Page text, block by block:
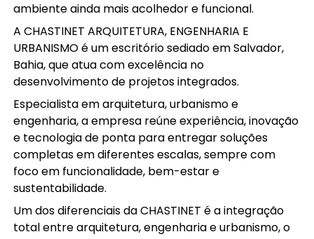
ambiente ainda mais acolhedor e funcional.
A CHASTINET ARQUITETURA, ENGENHARIA E
URBANISMO é um escritório sediado em Salvador,
Bahia, que atua com excelência no
desenvolvimento de projetos integrados.
Especialista em arquitetura, urbanismo e
engenharia, a empresa reúne experiência, inovação
e tecnologia de ponta para entregar soluções
completas em diferentes escalas, sempre com
foco em funcionalidade, bem-estar e
sustentabilidade.
Um dos diferenciais da CHASTINET é a integração
total entre arquitetura, engenharia e urbanismo, o